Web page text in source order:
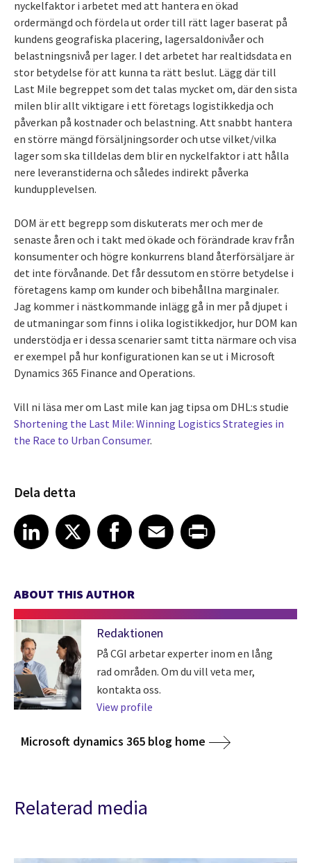
nyckelfaktor i arbetet med att hantera en ökad
ordermängd och fördela ut order till rätt lager baserat på
kundens geografiska placering, lagersaldonivåer och
belastningsnivå per lager. I det arbetet har realtidsdata en
stor betydelse för att kunna ta rätt beslut. Lägg där till
Last Mile begreppet som det talas mycket om, där den sista
milen blir allt viktigare i ett företags logistikkedja och
påverkan på kostnader och belastning. Att snabbt hantera
en större mängd försäljningsorder och utse vilket/vilka
lager som ska tilldelas dem blir en nyckelfaktor i att hålla
nere leveranstiderna och således indirekt påverka
kundupplevelsen.
DOM är ett begrepp som diskuterats mer och mer de
senaste åren och i takt med ökade och förändrade krav från
konsumenter och högre konkurrens bland återförsäljare är
det inte förvånande. Det får dessutom en större betydelse i
företagens kamp om kunder och bibehållna marginaler.
Jag kommer i nästkommande inlägg gå in mer på djupet i
de utmaningar som finns i olika logistikkedjor, hur DOM kan
understödja er i dessa scenarier samt titta närmare och visa
er exempel på hur konfigurationen kan se ut i Microsoft
Dynamics 365 Finance and Operations.
Vill ni läsa mer om Last mile kan jag tipsa om DHL:s studie
Shortening the Last Mile: Winning Logistics Strategies in
the Race to Urban Consumer.
Dela detta
Share article on LinkedIn
LinkedIn
Share article on XShare article on Facebook
Facebook
Share article on Email
EmailShare article on Print
ABOUT THIS AUTHOR
Redaktionen
På CGI arbetar experter inom en lång
rad områden. Om du vill veta mer,
kontakta oss.
View profile
Microsoft dynamics 365 blog home
Relaterad media